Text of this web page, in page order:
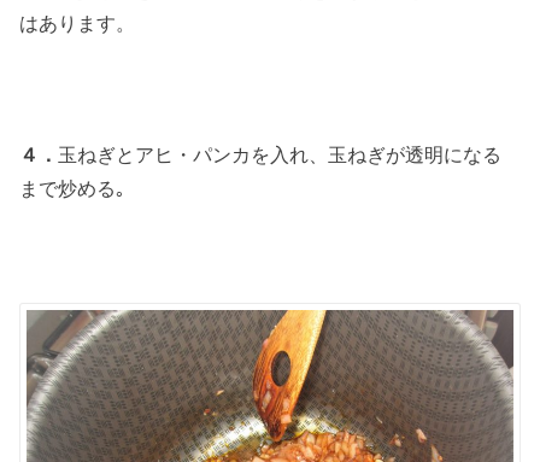
はあります。
４． 玉ねぎとアヒ・パンカを入れ、玉ねぎが透明になる
まで炒める｡